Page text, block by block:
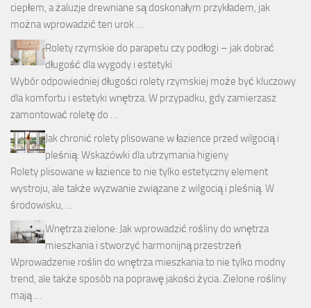
ciepłem, a żaluzje drewniane są doskonałym przykładem, jak
można wprowadzić ten urok …
Rolety rzymskie do parapetu czy podłogi – jak dobrać
długość dla wygody i estetyki
Wybór odpowiedniej długości rolety rzymskiej może być kluczowy
dla komfortu i estetyki wnętrza. W przypadku, gdy zamierzasz
zamontować roletę do …
Jak chronić rolety plisowane w łazience przed wilgocią i
pleśnią: Wskazówki dla utrzymania higieny
Rolety plisowane w łazience to nie tylko estetyczny element
wystroju, ale także wyzwanie związane z wilgocią i pleśnią. W
środowisku, …
Wnętrza zielone: Jak wprowadzić rośliny do wnętrza
mieszkania i stworzyć harmonijną przestrzeń
Wprowadzenie roślin do wnętrza mieszkania to nie tylko modny
trend, ale także sposób na poprawę jakości życia. Zielone rośliny
mają …